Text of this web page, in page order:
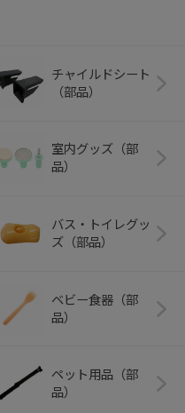
チャイルドシート
（部品）
室内グッズ（部
品）
バス・トイレグッ
ズ（部品）
ベビー食器（部
品）
ペット用品（部
品）